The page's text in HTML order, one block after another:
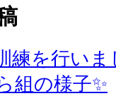
練を行いま
組の様子✨